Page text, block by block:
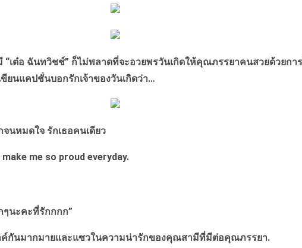
อ ฉันทวิชช์” ก็ไม่พลาดที่จะอวยพรวันเกิดให้คุณภรรยาคนสวยด้วยกา
ยนแคปชั่นบอกรักเจ้าของวันเกิดว่า…
หมดใจ รักเธอคนเดียว
make me so proud everyday.
ๆนะคะที่รักกกก”
กันมากมายและแซวในความน่ารักของคุณสามีที่มีต่อคุณภรรยา.